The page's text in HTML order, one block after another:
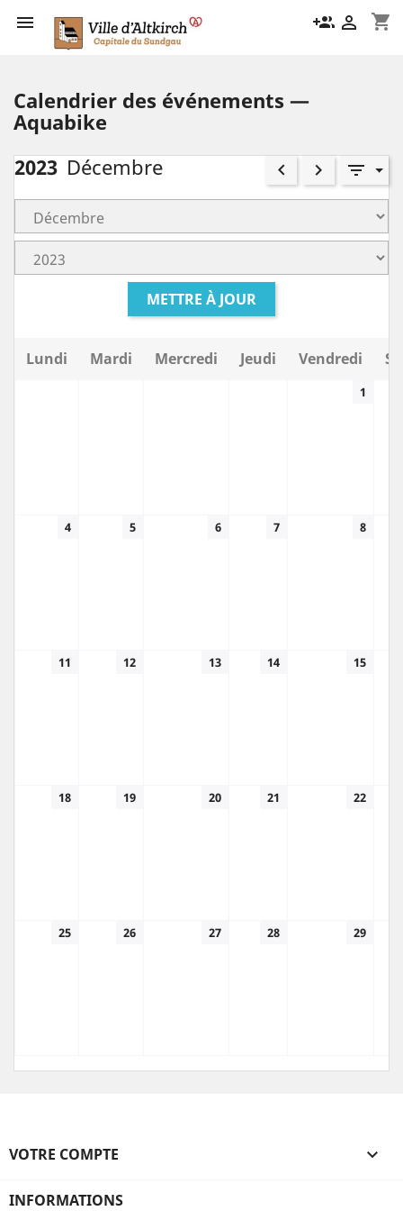
 shopping_cart
group_add 
Calendrier des événements —
Aquabike
2023 Décembre keyboard_arrow_left keyboard_arrow_right filter_list
METTRE À JOUR
Lundi Mardi Mercredi Jeudi Vendredi
1
4 5 6 7 8
11 12 13 14 15
18 19 20 21 22
25 26 27 28 29
VOTRE COMPTE 
INFORMATIONS